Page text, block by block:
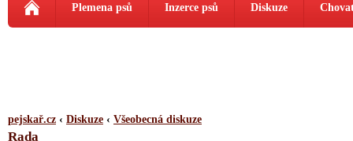
Plemena psů Inzerce psů Diskuze
pejskař.cz ‹ Diskuze ‹ Všeobecná diskuze
Rada